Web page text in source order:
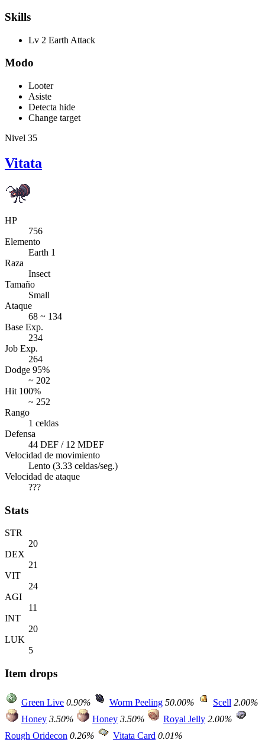
Skills
Lv 2 Earth Attack
Modo
Looter
Asiste
Detecta hide
Change target
Nivel 35
Vitata
HP
756
Elemento
Earth 1
Raza
Insect
Tamaño
Small
Ataque
68 ~ 134
Base Exp.
234
Job Exp.
264
Dodge 95%
~ 202
Hit 100%
~ 252
Rango
1 celdas
Defensa
44 DEF / 12 MDEF
Velocidad de movimiento
Lento (3.33 celdas/seg.)
Velocidad de ataque
???
Stats
STR
20
DEX
21
VIT
24
AGI
11
INT
20
LUK
5
Item drops
Green Live 0.90% Worm Peeling 50.00% Scell 2.00%
Honey 3.50% Honey 3.50% Royal Jelly 2.00%
Rough Oridecon 0.26% Vitata Card 0.01%